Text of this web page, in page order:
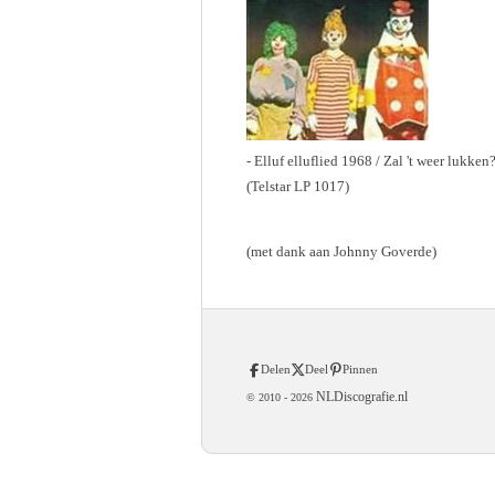
- Elluf elluflied 1968 / Zal 't weer lukken?
(Telstar LP 1017)
(met dank aan Johnny Goverde)
Delen Deel Pinnen
© 2010 - 2026 NLDiscografie.nl